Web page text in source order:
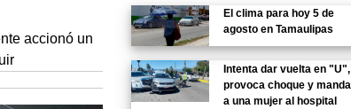
accionó un
El clima para hoy 5 de
agosto en Tamaulipas
Intenta dar vuelta en "U",
provoca choque y manda
a una mujer al hospital